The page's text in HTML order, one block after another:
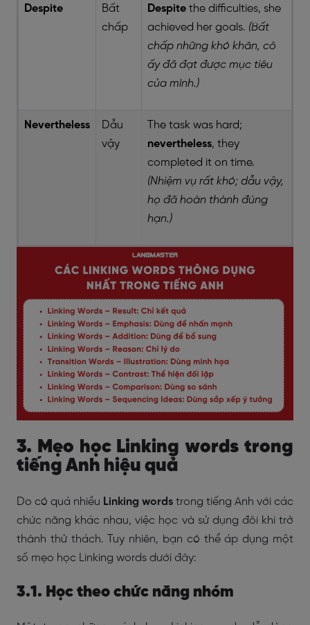
Despite
Bất
chấp
Despite the difficulties, she
achieved her goals. (Bất
chấp những khó khăn, cô
ấy đã đạt được mục tiêu
của mình.)
Nevertheless
Dẫu
vậy
The task was hard;
nevertheless, they
completed it on time.
(Nhiệm vụ rất khó; dẫu vậy,
họ đã hoàn thành đúng
hạn.)
3. Mẹo học Linking words trong
tiếng Anh hiệu quả
Do có quá nhiều Linking words trong tiếng Anh với các
chức năng khác nhau, việc học và sử dụng đôi khi trở
thành thử thách. Tuy nhiên, bạn có thể áp dụng một
số mẹo học Linking words dưới đây:
3.1. Học theo chức năng nhóm